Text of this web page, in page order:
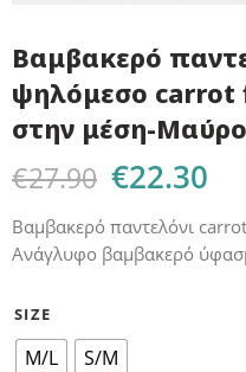
Βαμβακερό
ψηλόμεσο carrot
στην μέση-Μαύρο
€27.90 €22.30
Βαμβακερό παντελόνι
Ανάγλυφο βαμβακερό
SIZE
M/L S/M